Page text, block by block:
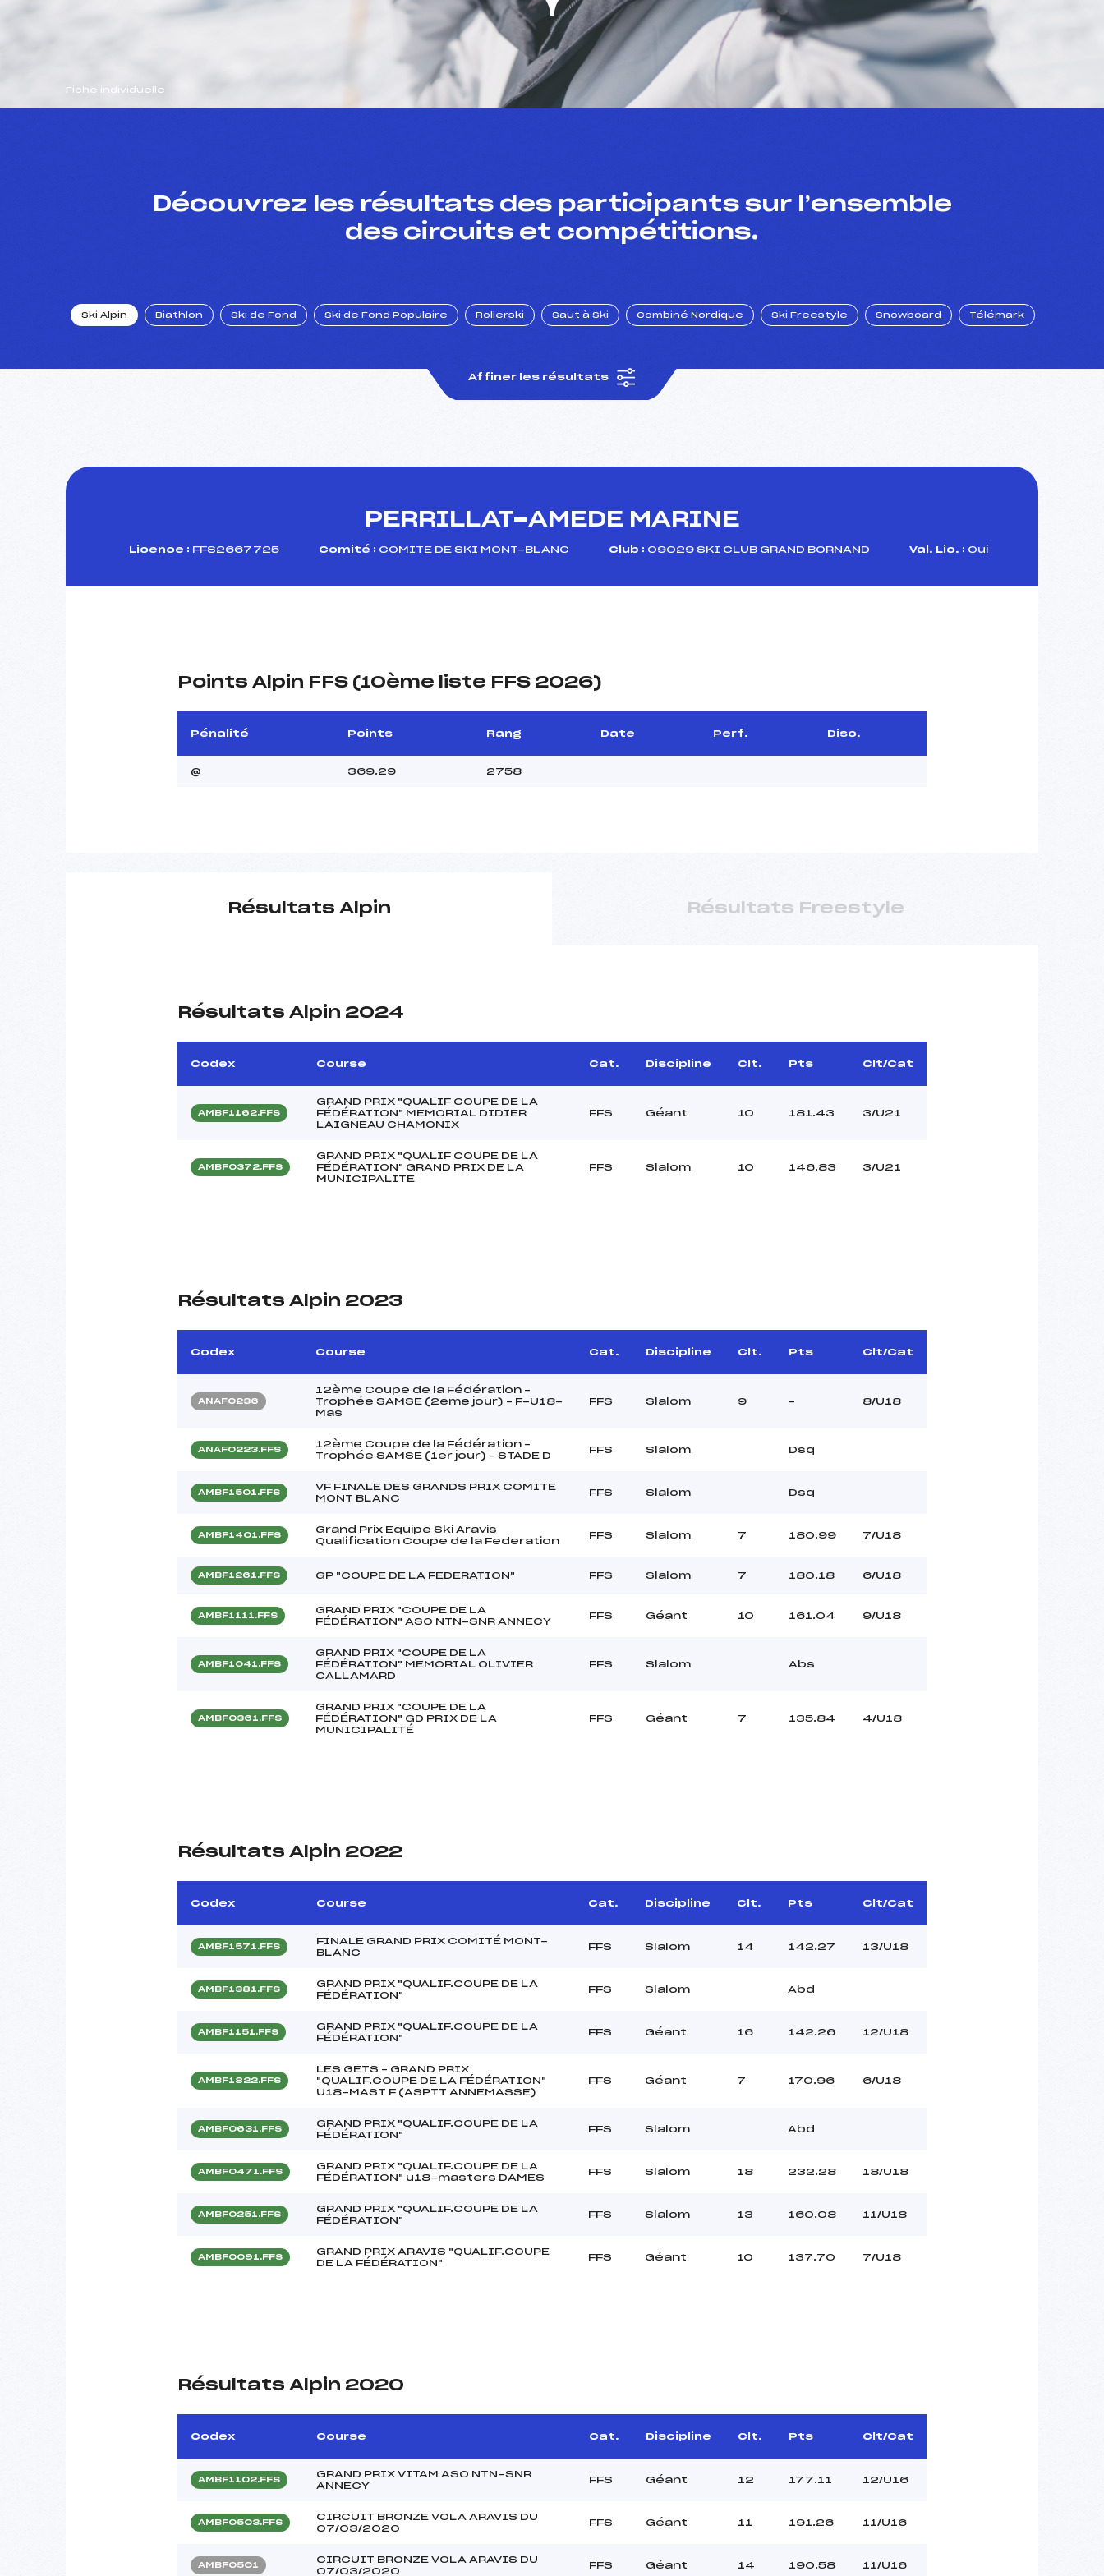
Fiche individuelle
Découvrez les résultats des participants sur l’ensemble
des circuits et compétitions.
Ski Alpin Biathlon Ski de Fond Ski de Fond Populaire Rollerski Saut à Ski Combiné Nordique Ski Freestyle Snowboard Télémark
Affiner les résultats
PERRILLAT-AMEDE MARINE
Licence : FFS2667725 Comité : COMITE DE SKI MONT-BLANC Club : 09029 SKI CLUB GRAND BORNAND Val. Lic. : Oui
Points Alpin FFS (10ème liste FFS 2026)
Pénalité Points Rang Date Perf. Disc.
@ 369.29 2758
Résultats Alpin Résultats Freestyle
Résultats Alpin 2024
Codex Course Cat. Discipline Clt. Pts Clt/Cat
AMBF1162.FFS
GRAND PRIX "QUALIF COUPE DE LA
FÉDÉRATION" MEMORIAL DIDIER
LAIGNEAU CHAMONIX
FFS Géant 10 181.43 3/U21
AMBF0372.FFS
GRAND PRIX "QUALIF COUPE DE LA
FÉDÉRATION" GRAND PRIX DE LA
MUNICIPALITE
FFS Slalom 10 146.83 3/U21
Résultats Alpin 2023
Codex Course Cat. Discipline Clt. Pts Clt/Cat
ANAF0236
12ème Coupe de la Fédération –
Trophée SAMSE (2eme jour) – F-U18-
Mas
FFS Slalom 9 – 8/U18
ANAF0223.FFS
12ème Coupe de la Fédération –
Trophée SAMSE (1er jour) – STADE D
FFS Slalom Dsq
AMBF1501.FFS
VF FINALE DES GRANDS PRIX COMITE
MONT BLANC
FFS Slalom Dsq
AMBF1401.FFS
Grand Prix Equipe Ski Aravis
Qualification Coupe de la Federation
FFS Slalom 7 180.99 7/U18
AMBF1261.FFS GP "COUPE DE LA FEDERATION" FFS Slalom 7 180.18 6/U18
AMBF1111.FFS
GRAND PRIX "COUPE DE LA
FÉDÉRATION" ASO NTN-SNR ANNECY
FFS Géant 10 161.04 9/U18
AMBF1041.FFS
GRAND PRIX "COUPE DE LA
FÉDÉRATION" MEMORIAL OLIVIER
CALLAMARD
FFS Slalom Abs
AMBF0361.FFS
GRAND PRIX "COUPE DE LA
FÉDÉRATION" GD PRIX DE LA
MUNICIPALITÉ
FFS Géant 7 135.84 4/U18
Résultats Alpin 2022
Codex Course Cat. Discipline Clt. Pts Clt/Cat
AMBF1571.FFS
FINALE GRAND PRIX COMITÉ MONT-
BLANC
FFS Slalom 14 142.27 13/U18
AMBF1381.FFS
GRAND PRIX "QUALIF.COUPE DE LA
FÉDÉRATION"
FFS Slalom Abd
AMBF1151.FFS
GRAND PRIX "QUALIF.COUPE DE LA
FÉDÉRATION"
FFS Géant 16 142.26 12/U18
AMBF1822.FFS
LES GETS – GRAND PRIX
"QUALIF.COUPE DE LA FÉDÉRATION"
U18-MAST F (ASPTT ANNEMASSE)
FFS Géant 7 170.96 6/U18
AMBF0631.FFS
GRAND PRIX "QUALIF.COUPE DE LA
FÉDÉRATION"
FFS Slalom Abd
AMBF0471.FFS
GRAND PRIX "QUALIF.COUPE DE LA
FÉDÉRATION" u18-masters DAMES
FFS Slalom 18 232.28 18/U18
AMBF0251.FFS
GRAND PRIX "QUALIF.COUPE DE LA
FÉDÉRATION"
FFS Slalom 13 160.08 11/U18
AMBF0091.FFS
GRAND PRIX ARAVIS "QUALIF.COUPE
DE LA FÉDÉRATION"
FFS Géant 10 137.70 7/U18
Résultats Alpin 2020
Codex Course Cat. Discipline Clt. Pts Clt/Cat
AMBF1102.FFS
GRAND PRIX VITAM ASO NTN-SNR
ANNECY
FFS Géant 12 177.11 12/U16
AMBF0503.FFS
CIRCUIT BRONZE VOLA ARAVIS DU
07/03/2020
FFS Géant 11 191.26 11/U16
AMBF0501
CIRCUIT BRONZE VOLA ARAVIS DU
07/03/2020
FFS Géant 14 190.58 11/U16